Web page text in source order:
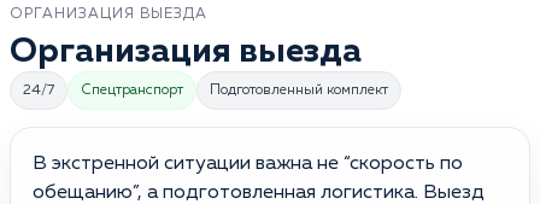
ОРГАНИЗАЦИЯ ВЫЕЗДА
Организация выезда
24/7 Спецтранспорт Подготовленный комплект
В экстренной ситуации важна не “скорость по
обещанию”, а подготовленная логистика. Выезд